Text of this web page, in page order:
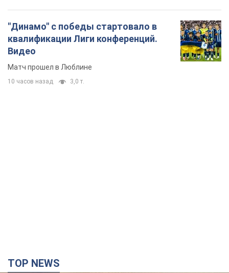
"Динамо" с победы стартовало в
квалификации Лиги конференций.
Видео
Матч прошел в Люблине
10 часов назад 3,0 т.
TOP NEWS